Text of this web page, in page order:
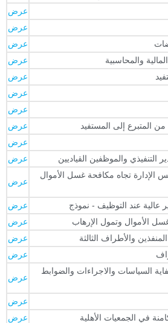
عرض
عرض
عرض
والمحاسبية
عرض
عرض
عرض
عرض
المتبرع إلى المستفيد
عرض
عرض
والموظفين القياديين
عرض
تجاه مكافحة غسل الأموال
عرض
عند التوظيف - نموذج
عرض
الأموال وتمول الإرهاب
عرض
والأطراف الثالثة
عرض
عرض
السياسات والاجراءات والضوابط
عرض
عرض
في الجمعيات الأهلية
عرض